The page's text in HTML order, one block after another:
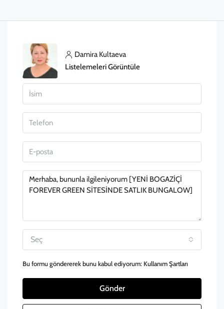
Damira Kultaeva
Listelemeleri Görüntüle
Seç
Bu formu göndererek bunu kabul ediyorum: Kullanım Şartları
Gönder